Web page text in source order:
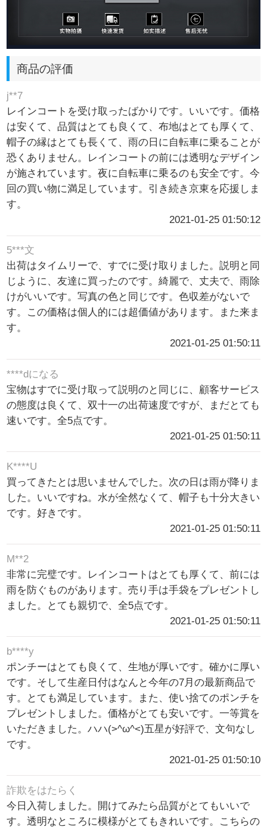
商品の評価
j**7
レインコートを受け取ったばかりです。いいです。価格
は安くて、品質はとても良くて、布地はとても厚くて、
帽子の縁はとても長くて、雨の日に自転車に乗ることが
恐くありません。レインコートの前には透明なデザイン
が施されています。夜に自転車に乗るのも安全です。今
回の買い物に満足しています。引き続き京東を応援しま
す。
2021-01-25 01:50:12
5***文
出荷はタイムリーで、すでに受け取りました。説明と同
じように、友達に買ったのです。綺麗で、丈夫で、雨除
けがいいです。写真の色と同じです。色収差がないで
す。この価格は個人的には超価値があります。また来ま
す。
2021-01-25 01:50:11
****dになる
宝物はすでに受け取って説明のと同じに、顧客サービス
の態度は良くて、双十一の出荷速度ですが、まだとても
速いです。全5点です。
2021-01-25 01:50:11
K****U
買ってきたとは思いませんでした。次の日は雨が降りま
した。いいですね。水が全然なくて、帽子も十分大きい
です。好きです。
2021-01-25 01:50:11
M**2
非常に完璧です。レインコートはとても厚くて、前には
雨を防ぐものがあります。売り手は手袋をプレゼントし
ました。とても親切で、全5点です。
2021-01-25 01:50:11
b****y
ポンチーはとても良くて、生地が厚いです。確かに厚い
です。そして生産日付はなんと今年の7月の最新商品で
す。とても満足しています。また、使い捨てのポンチを
プレゼントしました。価格がとても安いです。一等賞を
いただきました。ハハ(>^ω^<)五星が好評で、文句なし
です。
2021-01-25 01:50:10
詐欺をはたらく
今日入荷しました。開けてみたら品質がとてもいいで
す。透明なところに模様がとてもきれいです。こちらの